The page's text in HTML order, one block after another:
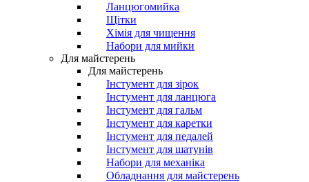
Ланцюгомийка
Щітки
Хімія для чищення
Набори для мийки
Для майстерень
Для майстерень
Інстумент для зірок
Інстумент для ланцюга
Інстумент для гальм
Інстумент для каретки
Інстумент для педалей
Інстумент для шатунів
Набори для механіка
Обладнання для майстерень